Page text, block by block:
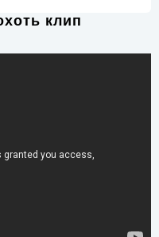
клип